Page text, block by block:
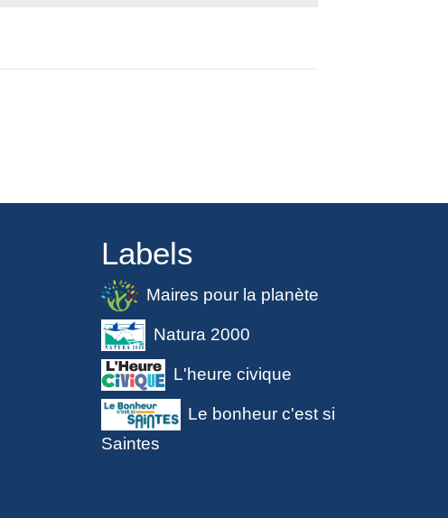
Labels
Maires pour la planète
Natura 2000
L'heure civique
Le bonheur c'est si
Saintes